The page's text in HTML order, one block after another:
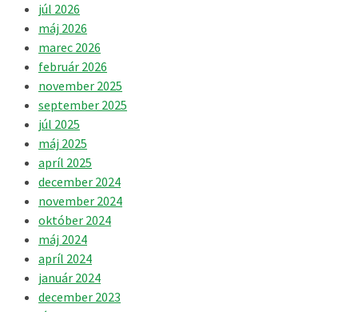
júl 2026
máj 2026
marec 2026
február 2026
november 2025
september 2025
júl 2025
máj 2025
apríl 2025
december 2024
november 2024
október 2024
máj 2024
apríl 2024
január 2024
december 2023